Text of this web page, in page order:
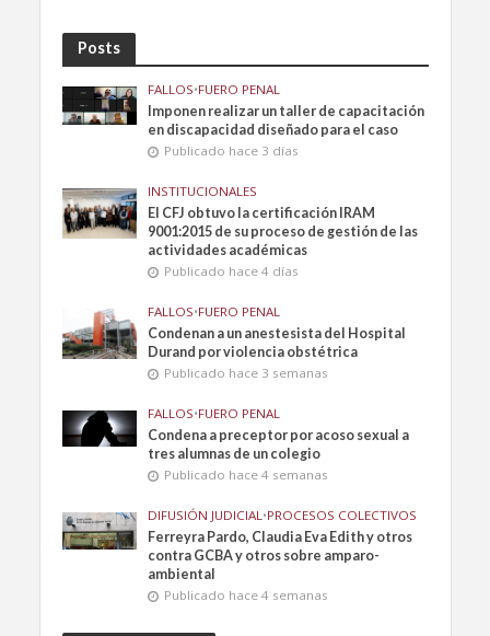
Posts
FALLOS•FUERO PENAL
Imponen realizar un taller de capacitación
en discapacidad diseñado para el caso
Publicado hace 3 días
INSTITUCIONALES
El CFJ obtuvo la certificación IRAM
9001:2015 de su proceso de gestión de las
actividades académicas
Publicado hace 4 días
FALLOS•FUERO PENAL
Condenan a un anestesista del Hospital
Durand por violencia obstétrica
Publicado hace 3 semanas
FALLOS•FUERO PENAL
Condena a preceptor por acoso sexual a
tres alumnas de un colegio
Publicado hace 4 semanas
DIFUSIÓN JUDICIAL •PROCESOS COLECTIVOS
Ferreyra Pardo, Claudia Eva Edith y otros
contra GCBA y otros sobre amparo-
ambiental
Publicado hace 4 semanas